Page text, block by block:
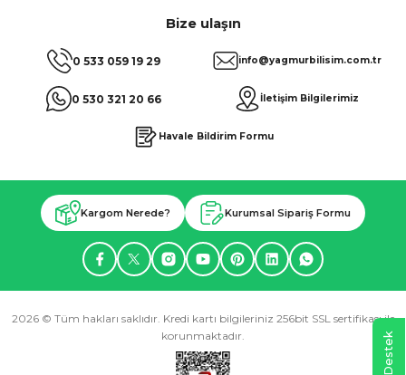
Bize ulaşın
0 533 059 19 29
0 530 321 20 66
info@yagmurbilisim.com.tr
İletişim Bilgilerimiz
Havale Bildirim Formu
Kargom Nerede? Kurumsal Sipariş Formu
2026 © Tüm hakları saklıdır. Kredi kartı bilgileriniz 256bit SSL sertifikası ile
korunmaktadır.